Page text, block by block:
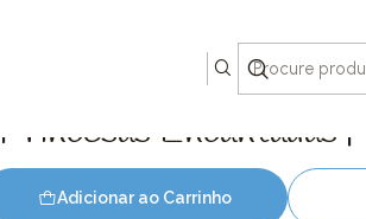
Encantadas
Adicionar ao Carrinho